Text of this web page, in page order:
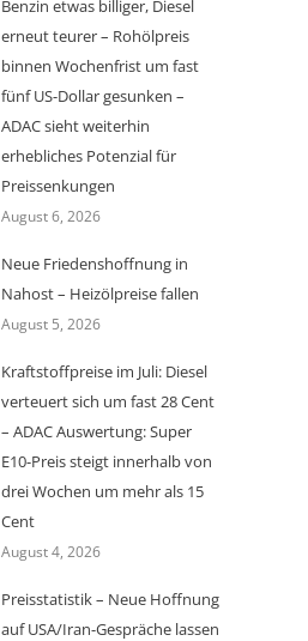
Benzin etwas billiger, Diesel
erneut teurer – Rohölpreis
binnen Wochenfrist um fast
fünf US-Dollar gesunken –
ADAC sieht weiterhin
erhebliches Potenzial für
Preissenkungen
August 6, 2026
Neue Friedenshoffnung in
Nahost – Heizölpreise fallen
August 5, 2026
Kraftstoffpreise im Juli: Diesel
verteuert sich um fast 28 Cent
– ADAC Auswertung: Super
E10-Preis steigt innerhalb von
drei Wochen um mehr als 15
Cent
August 4, 2026
Preisstatistik – Neue Hoffnung
auf USA/Iran-Gespräche lassen